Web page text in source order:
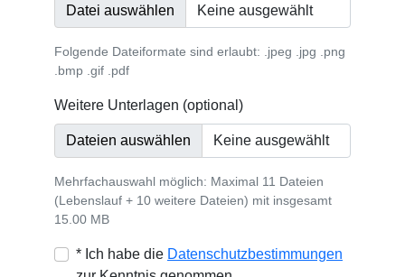
Datei auswählen
Folgende Dateiformate sind erlaubt: .jpeg .jpg .png
.bmp .gif .pdf
Weitere Unterlagen (optional)
Dateien auswählen
Mehrfachauswahl möglich: Maximal 11 Dateien
(Lebenslauf + 10 weitere Dateien) mit insgesamt
15.00 MB
* Ich habe die Datenschutzbestimmungen